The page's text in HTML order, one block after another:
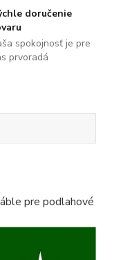
doručenie
spokojnosť je pre
prvoradá
pre podlahové